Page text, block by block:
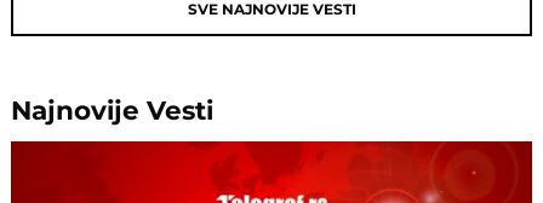
SVE NAJNOVIJE VESTI
NajnovijeVesti